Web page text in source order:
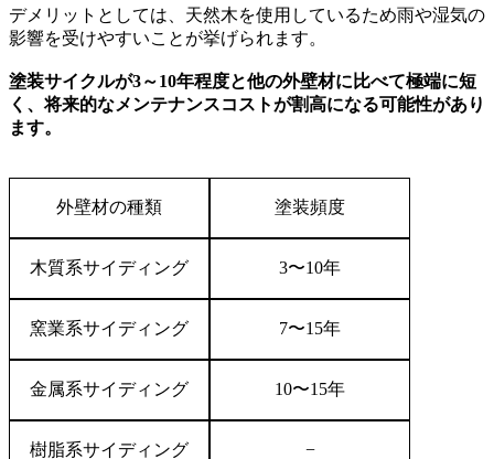
デメリットとしては、天然木を使用しているため雨や湿気の
影響を受けやすいことが挙げられます。
塗装サイクルが3～10年程度と他の外壁材に比べて極端に短
く、将来的なメンテナンスコストが割高になる可能性があり
ます。
外壁材の種類 塗装頻度
木質系サイディング 3〜10年
窯業系サイディング 7〜15年
金属系サイディング 10〜15年
樹脂系サイディング −